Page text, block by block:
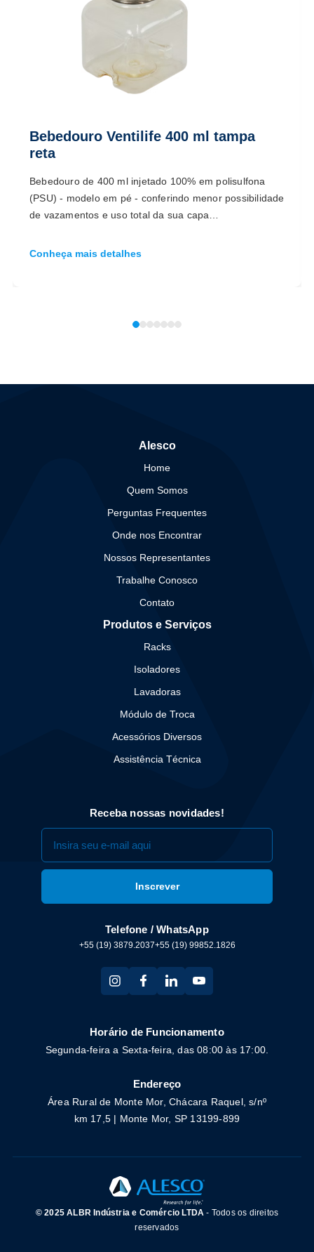
Bebedouro Ventilife 400 ml tampa
reta
Bebedouro de 400 ml injetado 100% em polisulfona
(PSU) - modelo em pé - conferindo menor possibilidade
de vazamentos e uso total da sua capa…
Conheça mais detalhes
Alesco
Home
Quem Somos
Perguntas Frequentes
Onde nos Encontrar
Nossos Representantes
Trabalhe Conosco
Contato
Produtos e Serviços
Racks
Isoladores
Lavadoras
Módulo de Troca
Acessórios Diversos
Assistência Técnica
Receba nossas novidades!
Telefone / WhatsApp
+55 (19) 3879.2037+55 (19) 99852.1826
Horário de Funcionamento
Segunda-feira a Sexta-feira, das 08:00 às 17:00.
Endereço
Área Rural de Monte Mor, Chácara Raquel, s/nº
km 17,5 | Monte Mor, SP 13199-899
© 2025 ALBR Indústria e Comércio LTDA - Todos os direitos
reservados